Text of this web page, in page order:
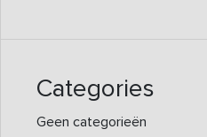
Categories
Geen categorieën